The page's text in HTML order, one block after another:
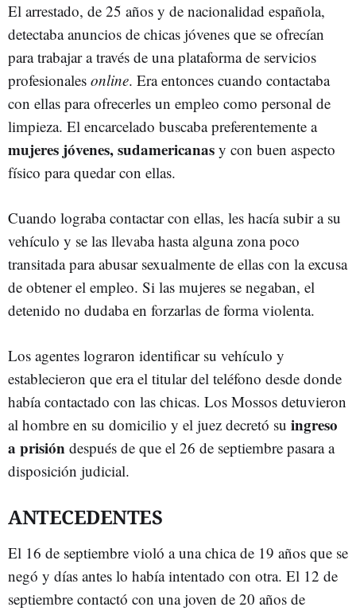
El arrestado, de 25 años y de nacionalidad española,
detectaba anuncios de chicas jóvenes que se ofrecían
para trabajar a través de una plataforma de servicios
profesionales online. Era entonces cuando contactaba
con ellas para ofrecerles un empleo como personal de
limpieza. El encarcelado buscaba preferentemente a
mujeres jóvenes, sudamericanas y con buen aspecto
físico para quedar con ellas.
Cuando lograba contactar con ellas, les hacía subir a su
vehículo y se las llevaba hasta alguna zona poco
transitada para abusar sexualmente de ellas con la excusa
de obtener el empleo. Si las mujeres se negaban, el
detenido no dudaba en forzarlas de forma violenta.
Los agentes lograron identificar su vehículo y
establecieron que era el titular del teléfono desde donde
había contactado con las chicas. Los Mossos detuvieron
al hombre en su domicilio y el juez decretó su ingreso
a prisión después de que el 26 de septiembre pasara a
disposición judicial.
ANTECEDENTES
El 16 de septiembre violó a una chica de 19 años que se
negó y días antes lo había intentado con otra. El 12 de
septiembre contactó con una joven de 20 años de